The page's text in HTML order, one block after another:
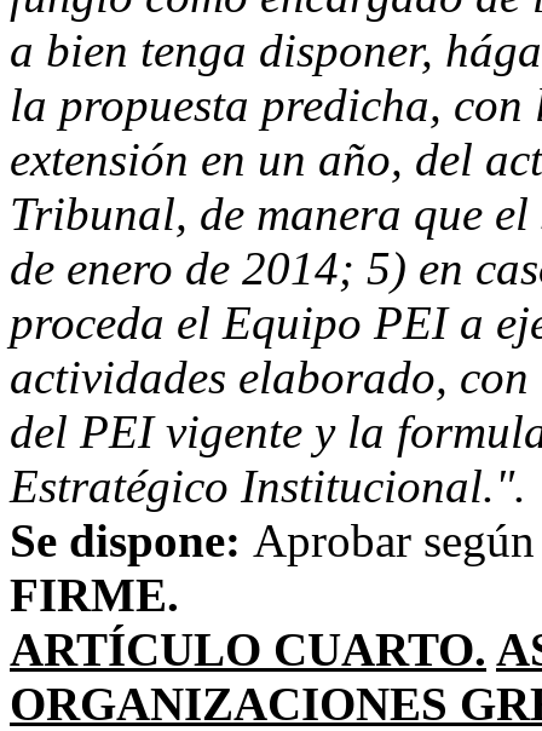
a bien tenga disponer,
la propuesta predicha,
extensión en un año, del
Tribunal, de manera que
de enero de 2014; 5) en
proceda el Equipo PEI a
actividades elaborado,
del PEI vigente y la
Estratégico Institucional.".
Se dispone: Aprobar
FIRME.
ARTÍCULO CUARTO.
ORGANIZACIONES